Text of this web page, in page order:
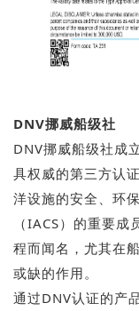
DNV挪威船级社
DNV挪威船级社成
具权威的第三方认
洋设施的安全、环
（IACS）的重要
程而闻名，尤其在
或缺的作用。
通过DNV认证的产